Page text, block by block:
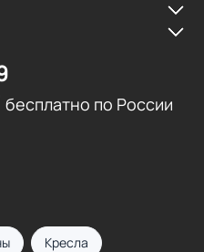
бесплатно по России
Кресла